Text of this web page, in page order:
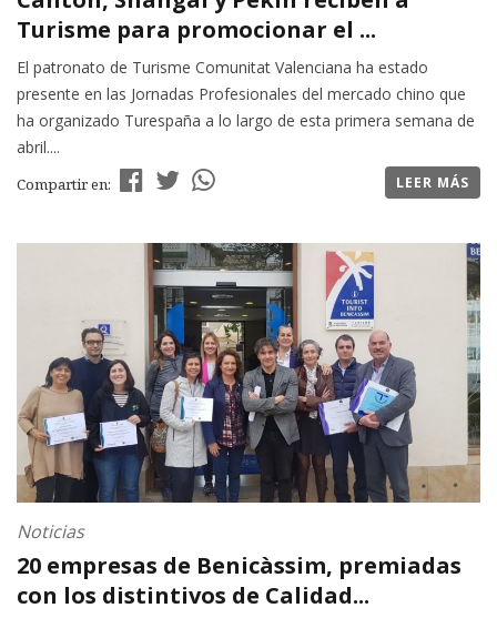
Turisme para promocionar el ...
El patronato de Turisme Comunitat Valenciana ha estado
presente en las Jornadas Profesionales del mercado chino que
ha organizado Turespaña a lo largo de esta primera semana de
abril....
Compartir en: LEER MÁS
Noticias
20 empresas de Benicàssim, premiadas
con los distintivos de Calidad...